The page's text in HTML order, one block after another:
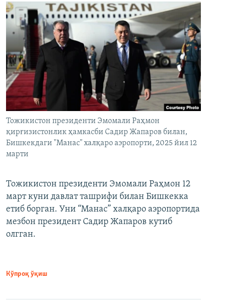
Тожикистон президенти Эмомали Раҳмон
қирғизистонлик ҳамкасби Садир Жапаров билан,
Бишкекдаги "Манас" халқаро аэропорти, 2025 йил 12
марти
Тожикистон президенти Эмомали Раҳмон 12
март куни давлат ташрифи билан Бишкекка
етиб борган. Уни “Манас” халқаро аэропортида
мезбон президент Садир Жапаров кутиб
олгган.
Кўпроқ ўқиш